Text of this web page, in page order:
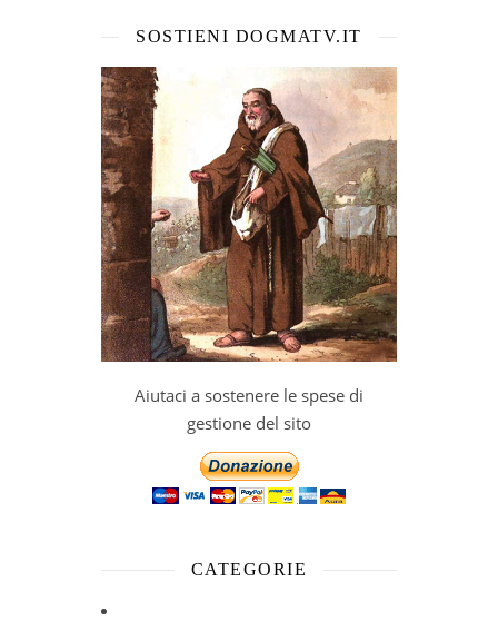
SOSTIENI DOGMATV.IT
Aiutaci a sostenere le spese di
gestione del sito
CATEGORIE